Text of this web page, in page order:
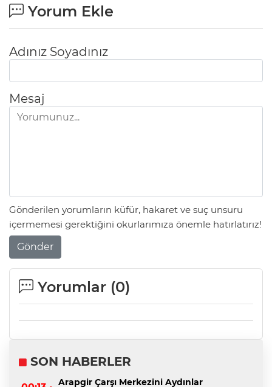
Yorum Ekle
Adınız Soyadınız
Mesaj
Gönderilen yorumların küfür, hakaret ve suç unsuru
içermemesi gerektiğini okurlarımıza önemle hatırlatırız!
Gönder
Yorumlar (0)
SON HABERLER
Arapgir Çarşı Merkezini Aydınlar